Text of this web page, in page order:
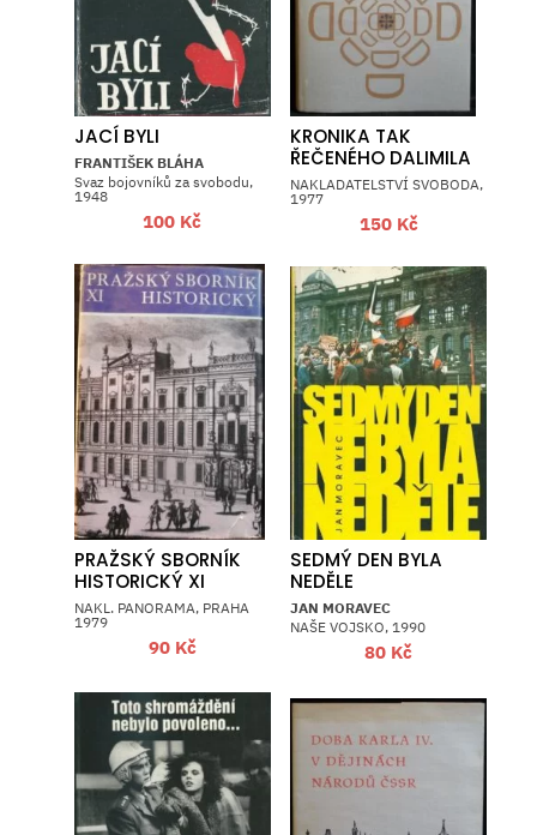
JACÍ BYLI
FRANTIŠEK BLÁHA
Svaz bojovníků za svobodu,
1948
100 Kč
KRONIKA TAK
ŘEČENÉHO DALIMILA
NAKLADATELSTVÍ SVOBODA,
1977
150 Kč
PRAŽSKÝ SBORNÍK
HISTORICKÝ XI
NAKL. PANORAMA, PRAHA
1979
90 Kč
SEDMÝ DEN BYLA
NEDĚLE
JAN MORAVEC
NAŠE VOJSKO, 1990
80 Kč